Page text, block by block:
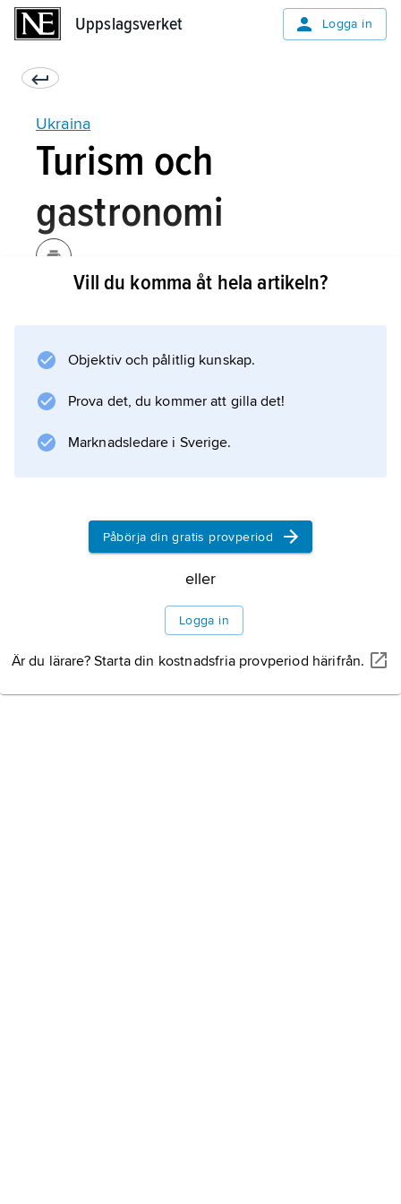
Uppslagsverket Logga in
Ukraina
Turism och
gastronomi
21 miljoner personer. De flesta kommer från
Ryssland, men antalet besökare från
Västeuropa har ökat. En stor andel av dessa
vid Svarta havet där det subtropiska klimatet
Vill du komma åt hela artikeln?
Objektiv och pålitlig kunskap.
Prova det, du kommer att gilla det!
Marknadsledare i Sverige.
Påbörja din gratis provperiod
eller
Logga in
Är du lärare? Starta din kostnadsfria provperiod härifrån.